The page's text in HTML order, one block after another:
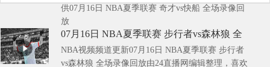
供07月16日 NBA夏季联赛 奇才vs快船 全场录像回
放
07月16日 NBA夏季联赛 步行者vs森林狼 全
场录像回放
NBA视频频道更新07月16日 NBA夏季联赛 步行者
vs森林狼 全场录像回放由24直播网编辑整理，喜欢